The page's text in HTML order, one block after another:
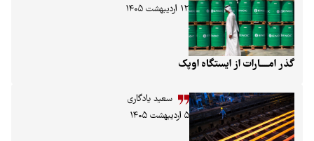
۱۲ اردیبهشت ۱۴۰۵
گذر امــــارات از ایستگاه اوپک
سعید یادگاری
۵ اردیبهشت ۱۴۰۵